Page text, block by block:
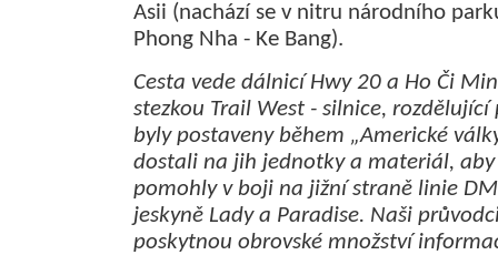
Asii (nachází se v nitru národního
Phong Nha - Ke Bang).
Cesta vede dálnicí Hwy 20 a Ho Či
stezkou Trail West - silnice,
byly postaveny během „Americké
dostali na jih jednotky a materiál, aby
pomohly v boji na jižní straně linie
jeskyně Lady a Paradise. Naši
poskytnou obrovské množství